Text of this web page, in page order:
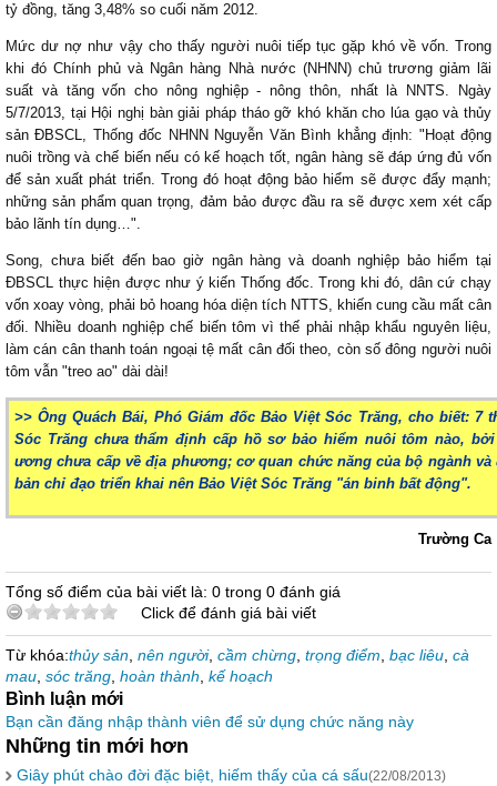
tỷ đồng, tăng 3,48% so cuối năm 2012.
Mức dư nợ như vậy cho thấy người nuôi tiếp tục gặp khó về vốn. Trong
khi đó Chính phủ và Ngân hàng Nhà nước (NHNN) chủ trương giảm lãi
suất và tăng vốn cho nông nghiệp - nông thôn, nhất là NNTS. Ngày
5/7/2013, tại Hội nghị bàn giải pháp tháo gỡ khó khăn cho lúa gạo và thủy
sản ĐBSCL, Thống đốc NHNN Nguyễn Văn Bình khẳng định: "Hoạt động
nuôi trồng và chế biến nếu có kế hoạch tốt, ngân hàng sẽ đáp ứng đủ vốn
để sản xuất phát triển. Trong đó hoạt động bảo hiểm sẽ được đẩy mạnh;
những sản phẩm quan trọng, đảm bảo được đầu ra sẽ được xem xét cấp
bảo lãnh tín dụng…".
Song, chưa biết đến bao giờ ngân hàng và doanh nghiệp bảo hiểm tại
ĐBSCL thực hiện được như ý kiến Thống đốc. Trong khi đó, dân cứ chạy
vốn xoay vòng, phải bỏ hoang hóa diện tích NTTS, khiến cung cầu mất cân
đối. Nhiều doanh nghiệp chế biến tôm vì thế phải nhập khẩu nguyên liệu,
làm cán cân thanh toán ngoại tệ mất cân đối theo, còn số đông người nuôi
tôm vẫn "treo ao" dài dài!
>> Ông Quách Bái, Phó Giám đốc Bảo Việt Sóc Trăng, cho biết: 7
Sóc Trăng chưa thẩm định cấp hồ sơ bảo hiểm nuôi tôm nào,
ương chưa cấp về địa phương; cơ quan chức năng của bộ ngành
bản chỉ đạo triển khai nên Bảo Việt Sóc Trăng "án binh bất động".
Trường Ca
Tổng số điểm của bài viết là: 0 trong 0 đánh giá
Click để đánh giá bài viết
Từ khóa:thủy sản nên người, cầm chừng trọng điểm bạc liêu cà
mau sóc trăng hoàn thành kế hoạch
Bình luận mới
Bạn cần đăng nhập thành viên để sử dụng chức năng này
Những tin mới hơn
Giây phút chào đời đặc biệt, hiếm thấy của cá sấu(22/08/2013)